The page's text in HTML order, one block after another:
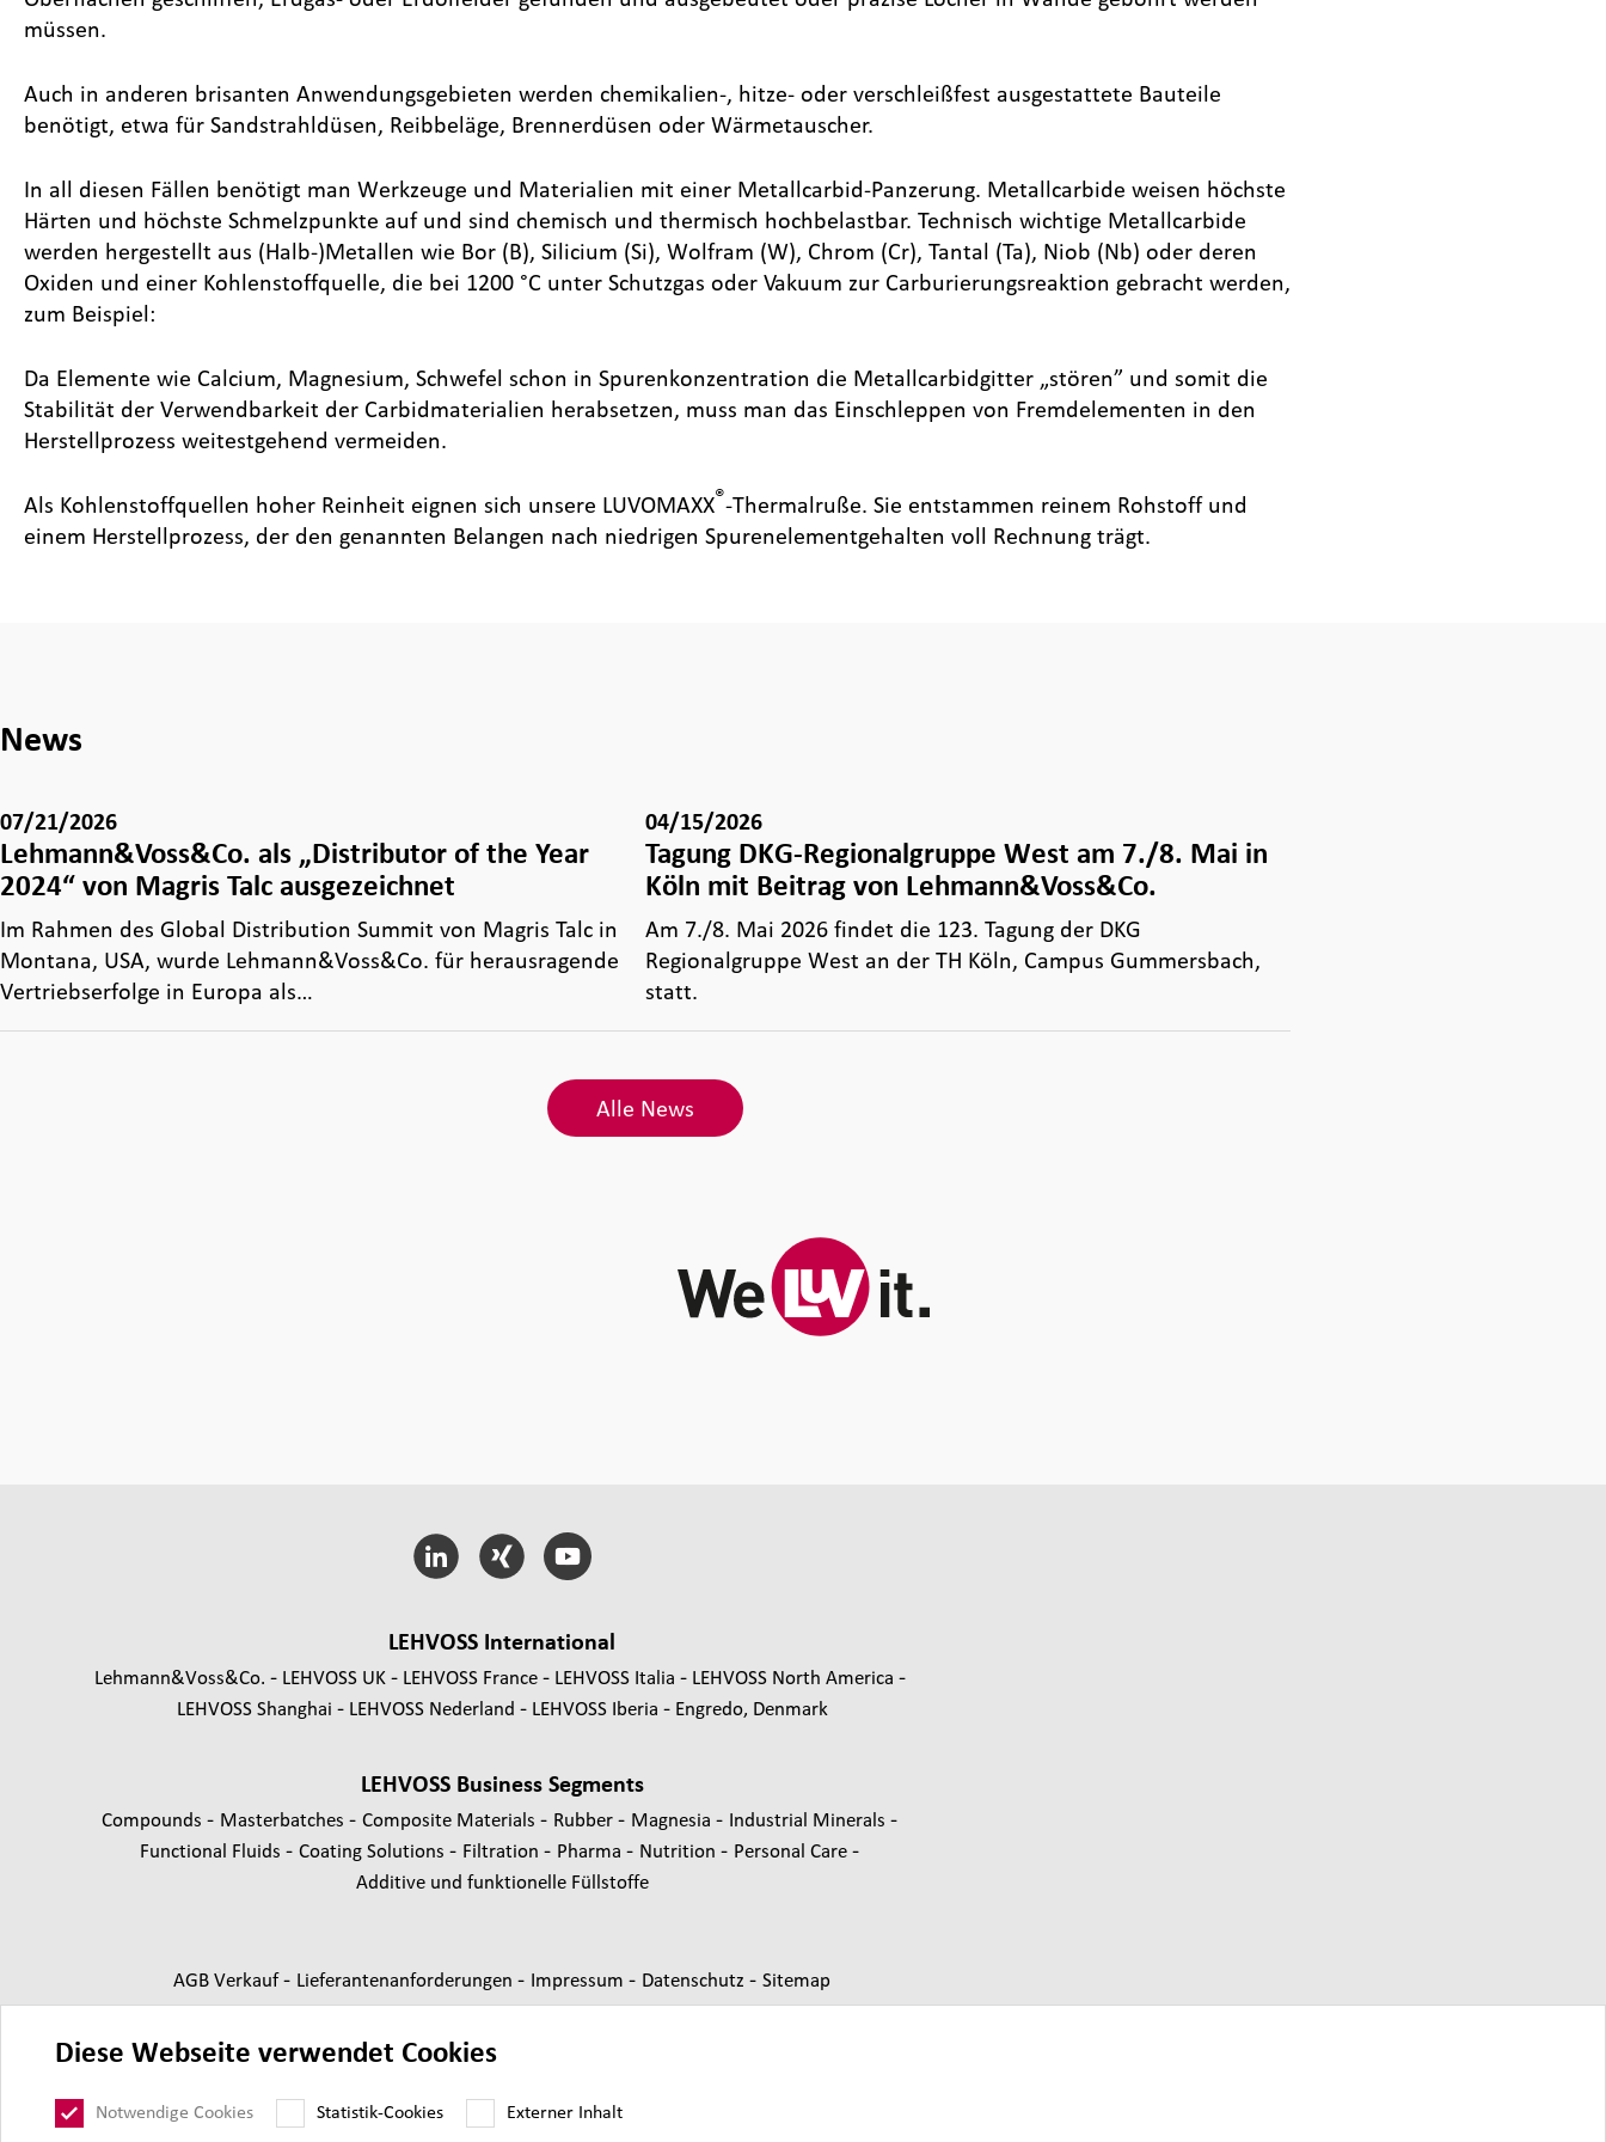
müssen.
Auch in anderen brisanten Anwendungsgebieten werden chemikalien-, hitze- oder verschleißfest ausgestattete Bauteile
benötigt, etwa für Sandstrahldüsen, Reibbeläge, Brennerdüsen oder Wärmetauscher.
In all diesen Fällen benötigt man Werkzeuge und Materialien mit einer Metallcarbid-Panzerung. Metallcarbide weisen höchste
Härten und höchste Schmelzpunkte auf und sind chemisch und thermisch hochbelastbar. Technisch wichtige Metallcarbide
werden hergestellt aus (Halb-)Metallen wie Bor (B), Silicium (Si), Wolfram (W), Chrom (Cr), Tantal (Ta), Niob (Nb) oder deren
Oxiden und einer Kohlenstoffquelle, die bei 1200 °C unter Schutzgas oder Vakuum zur Carburierungsreaktion gebracht werden,
zum Beispiel:
Da Elemente wie Calcium, Magnesium, Schwefel schon in Spurenkonzentration die Metallcarbidgitter „stören” und somit die
Stabilität der Verwendbarkeit der Carbidmaterialien herabsetzen, muss man das Einschleppen von Fremdelementen in den
Herstellprozess weitestgehend vermeiden.
Als Kohlenstoffquellen hoher Reinheit eignen sich unsere LUVOMAXX®-Thermalruße. Sie entstammen reinem Rohstoff und
einem Herstellprozess, der den genannten Belangen nach niedrigen Spurenelementgehalten voll Rechnung trägt.
News
07/21/2026
Lehmann&Voss&Co. als „Distributor of the Year
2024“ von Magris Talc ausgezeichnet
Im Rahmen des Global Distribution Summit von Magris Talc in
Montana, USA, wurde Lehmann&Voss&Co. für herausragende
Vertriebserfolge in Europa als…
04/15/2026
Tagung DKG-Regionalgruppe West am 7./8. Mai in
Köln mit Beitrag von Lehmann&Voss&Co.
Am 7./8. Mai 2026 findet die 123. Tagung der DKG
Regionalgruppe West an der TH Köln, Campus Gummersbach,
statt.
Alle News
LEHVOSS International
Lehmann&Voss&Co. LEHVOSS UK LEHVOSS France LEHVOSS Italia
LEHVOSS North America
LEHVOSS Shanghai
LEHVOSS Nederland LEHVOSS Iberia Engredo, Denmark
LEHVOSS Business Segments
Compounds - Masterbatches - Composite Materials - Rubber - Magnesia - Industrial Minerals -
Functional Fluids - Coating Solutions - Filtration - Pharma - Nutrition - Personal Care -
Additive und funktionelle Füllstoffe
AGB Verkauf- Lieferantenanforderungen - Impressum - Datenschutz - Sitemap
Diese Webseite verwendet Cookies
Notwendige Cookies Statistik-Cookies Externer Inhalt